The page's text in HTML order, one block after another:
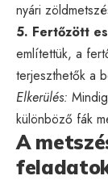
nyári
5. Fertőzött
említettük, a
terjeszthetők a
Elkerülés:
különböző fák
A